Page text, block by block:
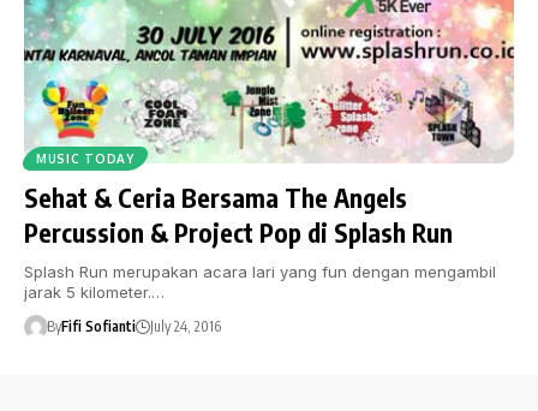
MUSIC TODAY
Sehat & Ceria Bersama The Angels
Percussion & Project Pop di Splash Run
Splash Run merupakan acara lari yang fun dengan mengambil
jarak 5 kilometer.…
ByFifi Sofianti July 24, 2016